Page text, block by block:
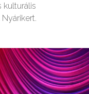
kulturális